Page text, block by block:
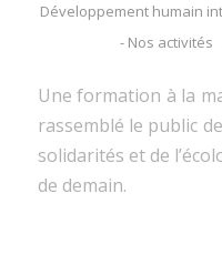
Développement humain
- Nos activités
Une formation à la
rassemblé le public
solidarités et de
de demain.